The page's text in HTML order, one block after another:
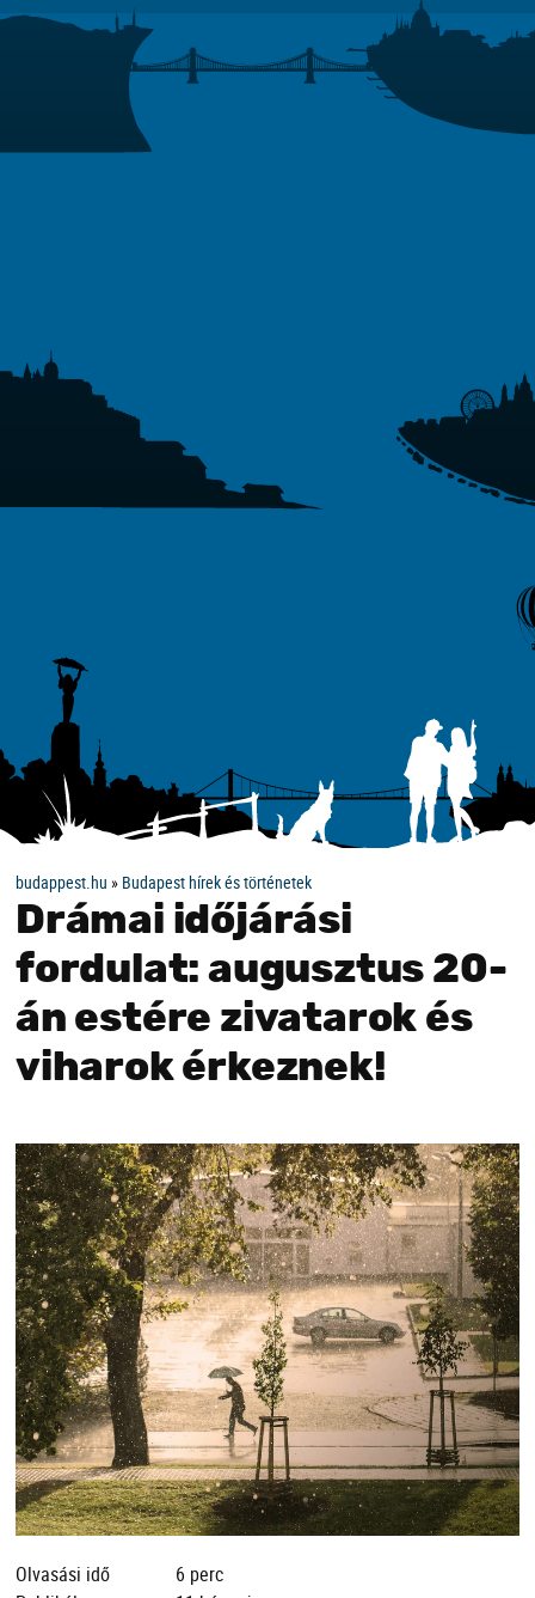
budappest.hu » Budapest hírek és történetek
Drámai időjárási
fordulat: augusztus 20-
án estére zivatarok és
viharok érkeznek!
Olvasási idő
6 perc